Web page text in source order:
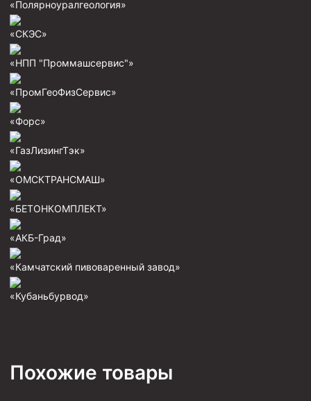
«Полярноуралгеология»
«СКЭС»
«НПП "Проммашсервис"»
«ПромГеоФизСервис»
«Форс»
«ГазЛизингТэк»
«ОМСКТРАНСМАШ»
«БЕТОНКОМПЛЕКТ»
«АКБ-Град»
«Камчатский пивоваренный завод»
«Кубаньбурвод»
Похожие товары